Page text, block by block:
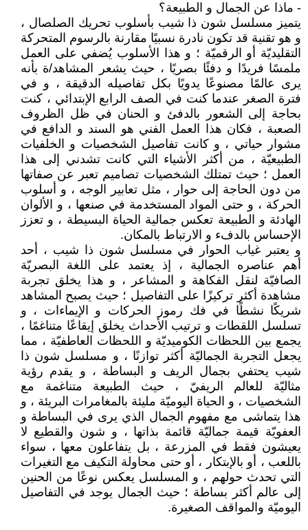
- ماذا عن الجمال و الطبيعة؟
يتميز مسلسل شون ذا شيب بأسلوب تحريك الصلصال ،
و هو تقنية قد تكون نادرة نسبيًا مقارنة بالرسوم المتحركة
التقليديّة أو الرقميّة ؛ و هذا الأسلوب يُضفي على العمل
ملمسًا فريدًا و دفئًا بصريًا ، حيث يشعر المشاهد/ة بأنه
يرى عالمًا مصنوعًا يدويًا بكل تفاصيله الدقيقة ، و في
فترة الصغر عندما كنت في الصف الرابع الإبتدائي ، كنت
بحاجة إلى الشعور بالدفئ و الحنان في ظل الظروف
الصعبة ، فكان هذا العمل الفني هو السند و الدافع في
مشوار حياتي ، و كانت تفاصيل الشخصيات و الخلفيات
الطبيعيّة ، من أكثر الأشياء التي كانت تشدني إلى هذا
العمل ؛ حيث تمتلك الشخصيات تصاميم تعبر عن صفاتها
من دون الحاجة إلى حوار ، مثل تعابير الوجه ، و أسلوب
الحركة ، و حتى المواد المستخدمة في صنعها ، و الألوان
الهادئة و الطبيعة تعكس جمالية الحياة البسيطة ، و تعزز
الإحساس بالدفء و الارتباط بالمكان.
و يعتبر غياب الحوار في مسلسل شون ذا شيب ، أحد
أهم عناصره الجمالية ، إذ يعتمد على اللغة البصريّة
الصافيّة لنقل الفكاهة و المشاعر ، و هذا يخلق تجربة
مشاهدة أكثر تركيزًا على التفاصيل ؛ حيث يصبح المشاهد
شريكًا نشطًا في فك رموز الحركات و الإيماءات ، و
تسلسل اللقطات و ترتيب الأحداث يخلق إيقاعًا متناغمًا ،
يجمع بين اللحظات الكوميديّة و اللحظات العاطفيّة ، مما
يجعل التجربة الجماليّة أكثر توازنًا ، و مسلسل شون ذا
شيب يحتفي بجمال الريف و البساطة ، و يقدم رؤية
مثاليّة للعالم الريفيّ ، حيث الطبيعة متناغمة مع
الشخصيات ، و الحياة اليوميّة مليئة بالمغامرات البريئة ، و
هذا يتماشى مع مفهوم الجمال الذي يرى في البساطة و
العفويّة قيمة جماليّة قائمة بذاتها ، و شون والقطيع لا
يعيشون فقط في المزرعة ، بل يتفاعلون معها ، سواء
باللعب ، أو بالإبتكار ، أو حتى محاولة التكيف مع التغيرات
التي تحدث حولهم ، و المسلسل يعكس نوعًا من الحنين
إلى عالم أكثر بساطة ؛ حيث الجمال يوجد في التفاصيل
اليوميّة والمواقف الصغيرة.